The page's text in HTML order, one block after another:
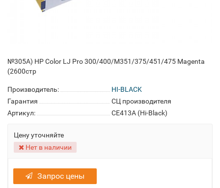
№305A) HP Color LJ Pro 300/400/M351/375/451/475 Magenta
(2600стр
Производитель:
HI-BLACK
Гарантия
СЦ производителя
Артикул:
CE413A (Hi-Black)
Цену уточняйте
Нет в наличии
Запрос цены